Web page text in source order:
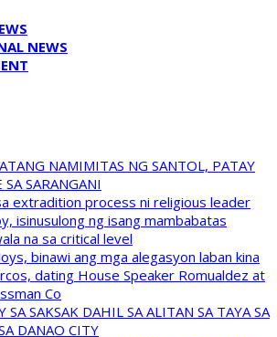
NEWS
NAMIMITAS NG SANTOL, PATAY
SARANGANI
extradition process ni religious leader
isinusulong ng isang mambabatas
na sa critical level
binawi ang mga alegasyon laban kina
dating House Speaker Romualdez at
Co
SA SAKSAK DAHIL SA ALITAN SA TAYA SA
DANAO CITY